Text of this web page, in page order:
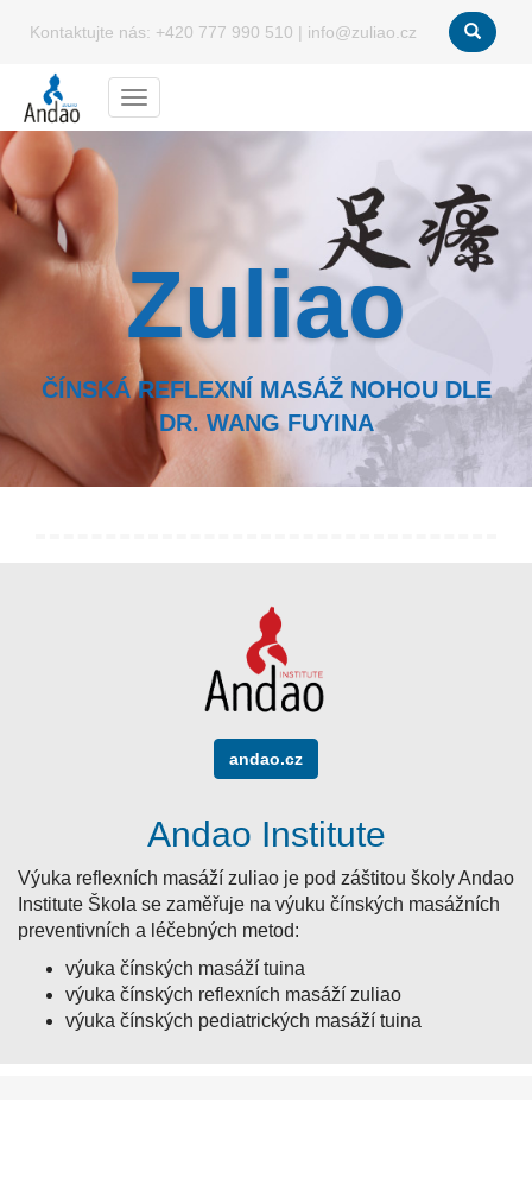
Kontaktujte nás: +420 777 990 510 | info@zuliao.cz
Menu
Zuliao
ČÍNSKÁ REFLEXNÍ MASÁŽ NOHOU DLE
DR. WANG FUYINA
andao.cz
Andao Institute
Výuka reflexních masáží zuliao je pod záštitou školy Andao
Institute Škola se zaměřuje na výuku čínských masážních
preventivních a léčebných metod:
výuka čínských masáží tuina
výuka čínských reflexních masáží zuliao
výuka čínských pediatrických masáží tuina